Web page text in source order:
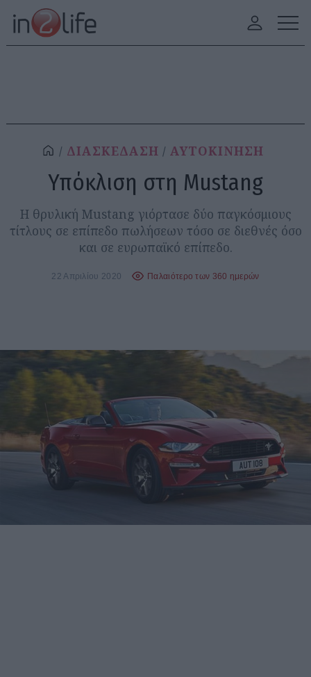
ΔΙΑΣΚΕΔΑΣΗ ΑΥΤΟΚΙΝΗΣΗ
Υπόκλιση στη Mustang
Η θρυλική Mustang γιόρτασε δύο παγκόσμιους
τίτλους σε επίπεδο πωλήσεων τόσο σε διεθνές όσο
και σε ευρωπαϊκό επίπεδο.
22 Απριλίου 2020 Παλαιότερο των 360 ημερών